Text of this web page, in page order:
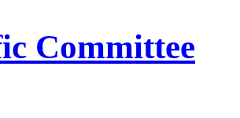
Committee